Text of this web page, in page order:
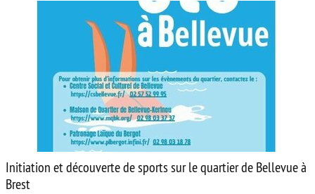
Initiation et découverte de sports sur le quartier de Bellevue à
Brest